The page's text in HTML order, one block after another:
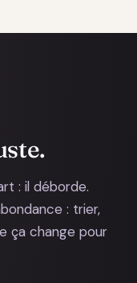
: il déborde.
: trier,
ça change pour